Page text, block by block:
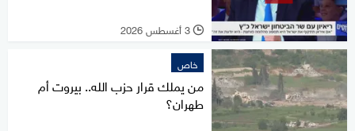
l 3 أغسطس 2026
خاص
من يملك قرار حزب الله.. بيروت أم
طهران؟